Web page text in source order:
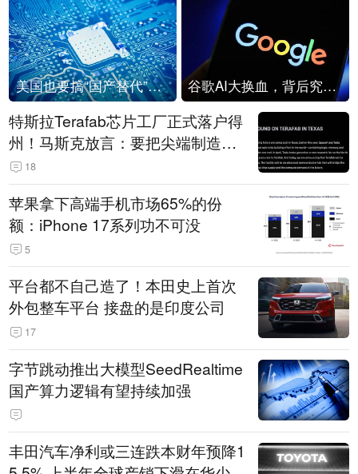
美国也要搞“国产替代”？先算清三笔账 谷歌AI大换血，背后究竟发生了什么？
特斯拉Terafab芯片工厂正式落户得
州！马斯克放言：要把尖端制造带
回美国
18
苹果拿下高端手机市场65%的份
额：iPhone 17系列功不可没
5
平台都不自己造了！本田史上首次
外包整车平台 接盘的是印度公司
17
字节跳动推出大模型SeedRealtime
国产算力逻辑有望持续加强
丰田汽车净利或三连跌本财年预降1